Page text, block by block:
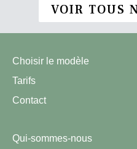
VOIR TOUS
Choisir le modèle
Tarifs
Contact
Qui-sommes-nous